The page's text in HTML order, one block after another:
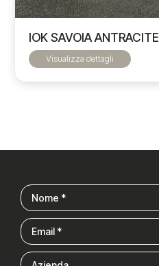
IOK SAVOIA ANTRACITE
Visualizza dettagli